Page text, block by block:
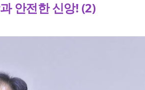
안전한 신앙! (2)